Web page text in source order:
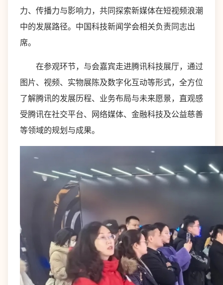
力、传播力与影响力，共同探索新媒体在短视频浪潮
中的发展路径。中国科技新闻学会相关负责同志出
席。
在参观环节，与会嘉宾走进腾讯科技展厅，通过
图片、视频、实物展陈及数字化互动等形式，全方位
了解腾讯的发展历程、业务布局与未来愿景，直观感
受腾讯在社交平台、网络媒体、金融科技及公益慈善
等领域的规划与成果。